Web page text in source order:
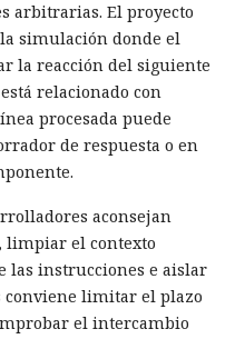
arbitrarias. El proyecto
simulación donde el
la reacción del siguiente
relacionado con
procesada puede
de respuesta o en
aconsejan
limpiar el contexto
las instrucciones e aislar
conviene limitar el plazo
el intercambio